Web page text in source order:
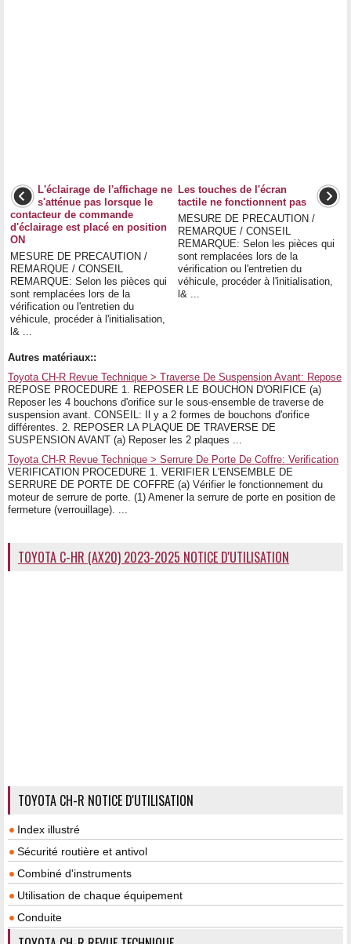
L'éclairage de l'affichage ne
s'atténue pas lorsque le
contacteur de commande
d'éclairage est placé en position
ON
MESURE DE PRECAUTION /
REMARQUE / CONSEIL
REMARQUE: Selon les pièces qui
sont remplacées lors de la
vérification ou l'entretien du
véhicule, procéder à l'initialisation,
l& ...
Les touches de l'écran
tactile ne fonctionnent pas
MESURE DE PRECAUTION /
REMARQUE / CONSEIL
REMARQUE: Selon les pièces qui
sont remplacées lors de la
vérification ou l'entretien du
véhicule, procéder à l'initialisation,
l& ...
Autres matériaux::
Toyota CH-R Revue Technique > Traverse De Suspension Avant: Repose
REPOSE PROCEDURE 1. REPOSER LE BOUCHON D'ORIFICE (a)
Reposer les 4 bouchons d'orifice sur le sous-ensemble de traverse de
suspension avant. CONSEIL: Il y a 2 formes de bouchons d'orifice
différentes. 2. REPOSER LA PLAQUE DE TRAVERSE DE
SUSPENSION AVANT (a) Reposer les 2 plaques ...
Toyota CH-R Revue Technique > Serrure De Porte De Coffre: Verification
VERIFICATION PROCEDURE 1. VERIFIER L'ENSEMBLE DE
SERRURE DE PORTE DE COFFRE (a) Vérifier le fonctionnement du
moteur de serrure de porte. (1) Amener la serrure de porte en position de
fermeture (verrouillage). ...
TOYOTA C-HR (AX20) 2023-2025 NOTICE D'UTILISATION
TOYOTA CH-R NOTICE D'UTILISATION
Index illustré
Sécurité routière et antivol
Combiné d'instruments
Utilisation de chaque équipement
Conduite